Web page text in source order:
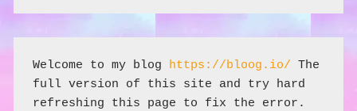
Welcome to my blog https://bloog.io/ The
full version of this site and try hard
refreshing this page to fix the error.